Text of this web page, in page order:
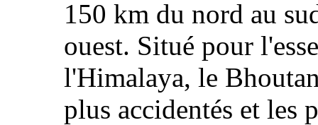
150 km du nord au
ouest. Situé pour
l'Himalaya, le
plus accidentés et les